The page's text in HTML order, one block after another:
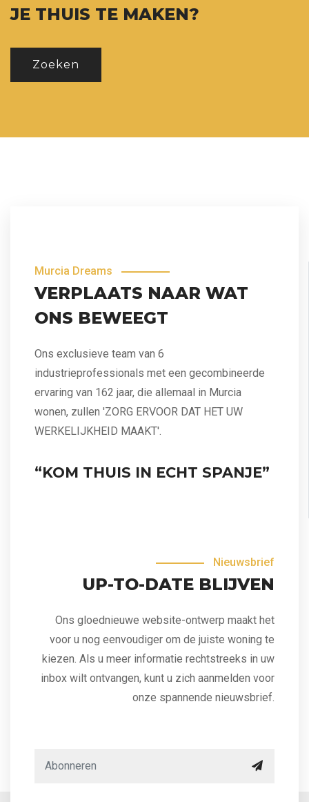
JE THUIS TE MAKEN?
Zoeken
Murcia Dreams
VERPLAATS NAAR WAT
ONS BEWEEGT
Ons exclusieve team van 6
industrieprofessionals met een gecombineerde
ervaring van 162 jaar, die allemaal in Murcia
wonen, zullen 'ZORG ERVOOR DAT HET UW
WERKELIJKHEID MAAKT'.
“KOM THUIS IN ECHT SPANJE”
Nieuwsbrief
UP-TO-DATE BLIJVEN
Ons gloednieuwe website-ontwerp maakt het
voor u nog eenvoudiger om de juiste woning te
kiezen. Als u meer informatie rechtstreeks in uw
inbox wilt ontvangen, kunt u zich aanmelden voor
onze spannende nieuwsbrief.